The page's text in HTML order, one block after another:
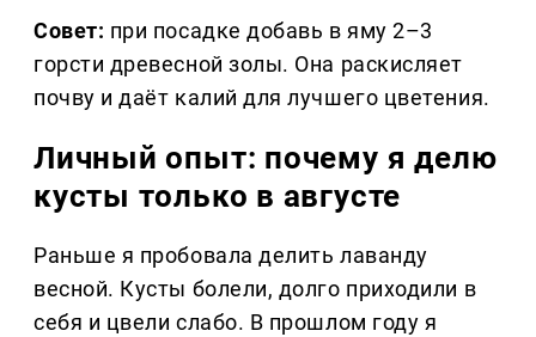
Совет: при посадке добавь в яму 2–3
горсти древесной золы. Она раскисляет
почву и даёт калий для лучшего цветения.
Личный опыт: почему я делю
кусты только в августе
Раньше я пробовала делить лаванду
весной. Кусты болели, долго приходили в
себя и цвели слабо. В прошлом году я